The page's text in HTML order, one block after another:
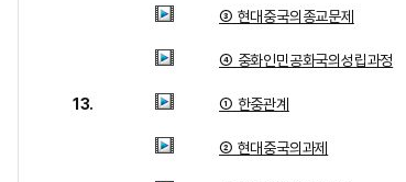
③ 현대중국의종교문제
④ 중화인민공화국의성립과정
13. ① 한중관계
② 현대중국의과제